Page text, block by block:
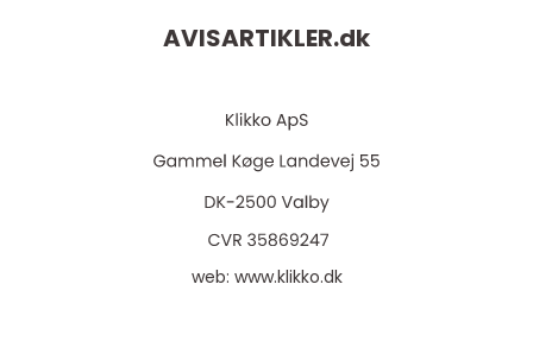
AVISARTIKLER.dk
web: www.klikko.dk